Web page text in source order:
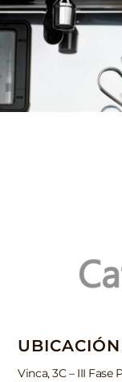
UBICACIÓN
Vinca, 3C – III